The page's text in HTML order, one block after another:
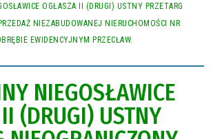
OGŁASZA II (DRUGI) USTNY PRZETARG
NIEZABUDOWANEJ NIERUCHOMOŚCI NR
EWIDENCYJNYM PRZECŁAW.
NIEGOSŁAWICE
(DRUGI) USTNY